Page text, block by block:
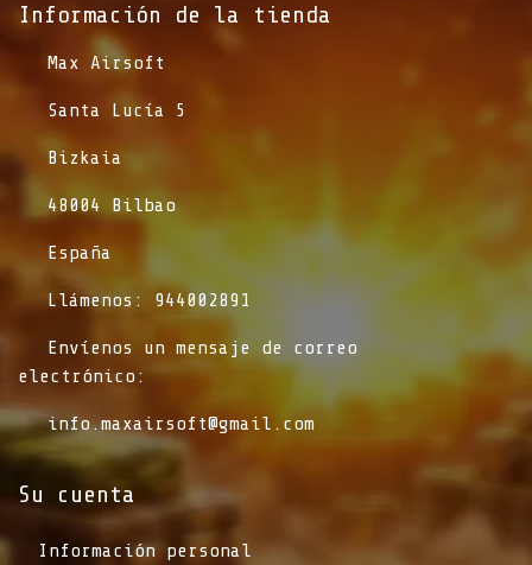
Información de la tienda​
​Max Airsoft
​Santa Lucía 5
​Bizkaia
​48004 Bilbao
​España
​Llámenos: 944002891
​Envíenos un mensaje de correo
electrónico:
info.maxairsoft@gmail.com
Su cuenta
Información personal